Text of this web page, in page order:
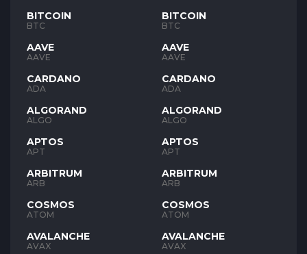
BITCOIN
BTC
AAVE
AAVE
CARDANO
ADA
ALGORAND
ALGO
APTOS
APT
ARBITRUM
ARB
COSMOS
ATOM
AVALANCHE
AVAX
BITCOIN
BTC
AAVE
AAVE
CARDANO
ADA
ALGORAND
ALGO
APTOS
APT
ARBITRUM
ARB
COSMOS
ATOM
AVALANCHE
AVAX